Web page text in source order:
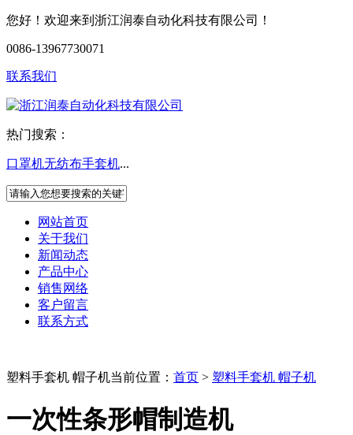
您好！欢迎来到浙江润泰自动化科技有限公司！
0086-13967730071
联系我们
热门搜索：
口罩机无纺布手套机...
网站首页
关于我们
新闻动态
产品中心
销售网络
客户留言
联系方式
塑料手套机 帽子机当前位置： 首页 > 塑料手套机 帽子机
一次性条形帽制造机